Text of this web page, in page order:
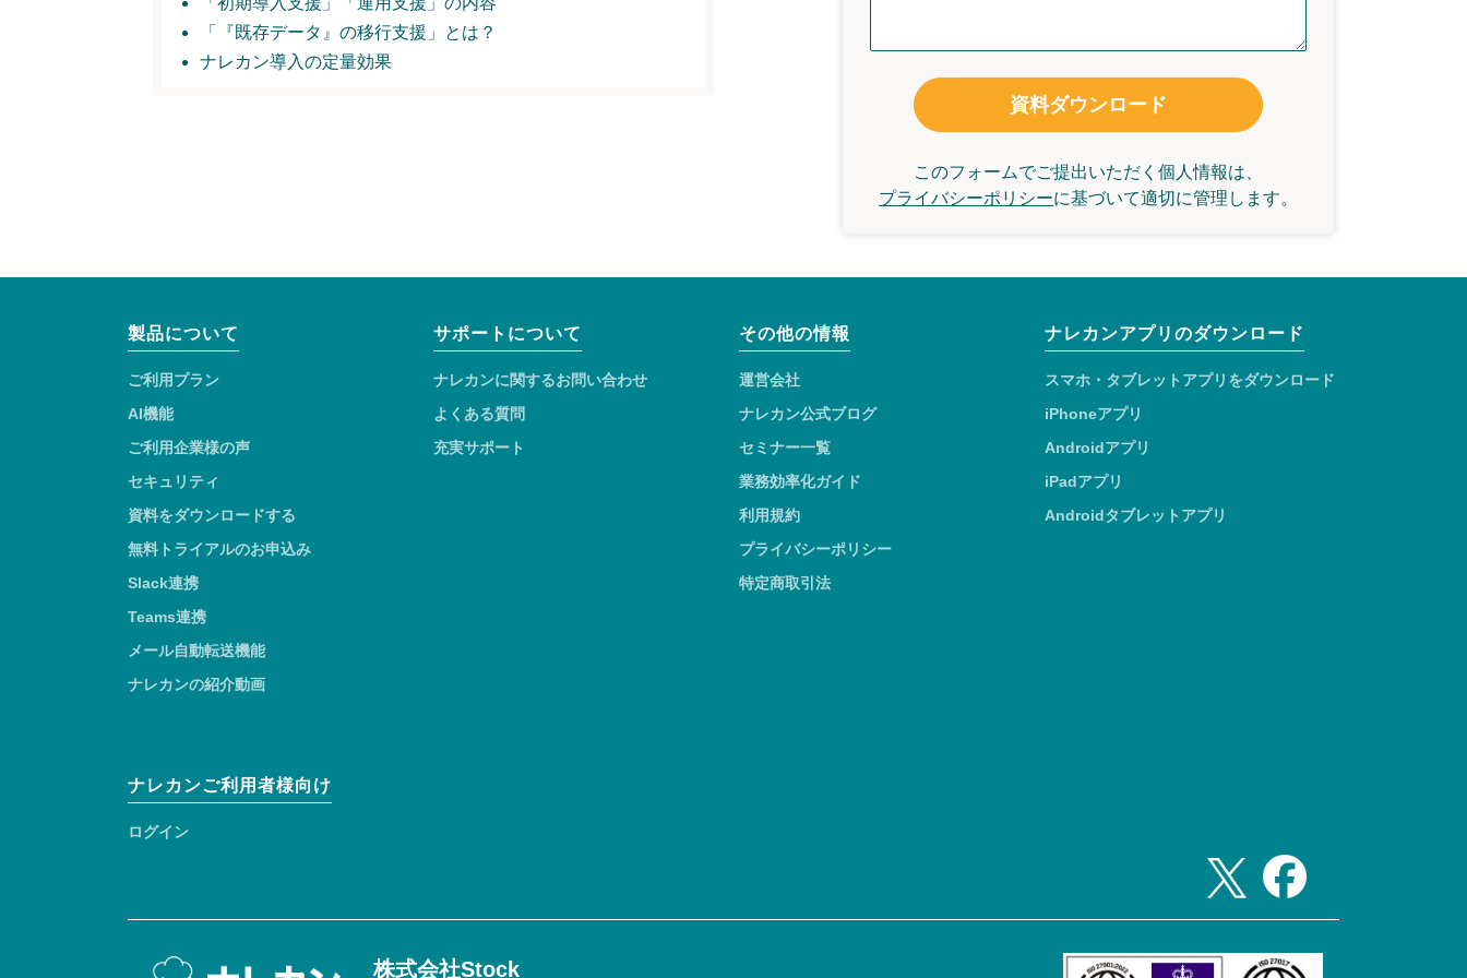
「『既存データ』の移行支援」とは？
ナレカン導入の定量効果
資料ダウンロード
このフォームでご提出いただく個人情報は、
プライバシーポリシーに基づいて適切に管理します。
製品について
ご利用プラン
AI機能
ご利用企業様の声
セキュリティ
資料をダウンロードする
無料トライアルのお申込み
Slack連携
Teams連携
メール自動転送機能
ナレカンの紹介動画
サポートについて
ナレカンに関するお問い合わせ
よくある質問
充実サポート
その他の情報
運営会社
ナレカン公式ブログ
セミナー一覧
業務効率化ガイド
利用規約
プライバシーポリシー
特定商取引法
ナレカンアプリのダウンロード
スマホ・タブレットアプリをダウンロード
iPhoneアプリ
Androidアプリ
iPadアプリ
Androidタブレットアプリ
ナレカンご利用者様向け
ログイン
株式会社Stock